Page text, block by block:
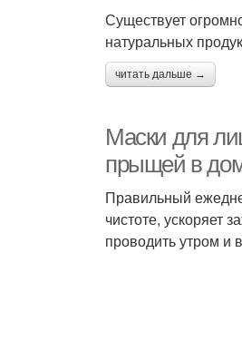
Существует
натуральных
читать дальше →
Маски для
прыщей в
Правильный
чистоте, ускоряет
проводить утром и